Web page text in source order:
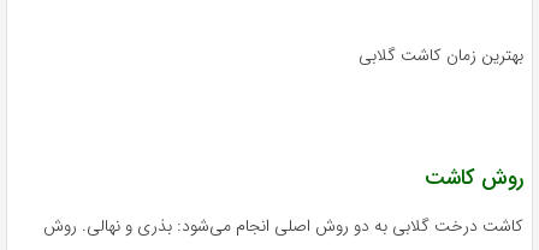
بهترین زمان کاشت گلابی
روش کاشت
کاشت درخت گلابی به دو روش اصلی انجام می‌شود: بذری و نهالی. روش